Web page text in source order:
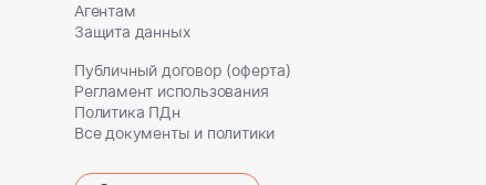
Агентам
Защита данных
Публичный договор (оферта)
Регламент использования
Политика ПДн
Все документы и политики